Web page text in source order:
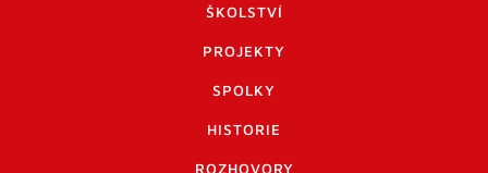
ŠKOLSTVÍ
PROJEKTY
SPOLKY
HISTORIE
ROZHOVORY